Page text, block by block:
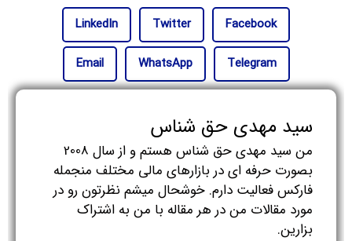
Facebook
Twitter
LinkedIn
Telegram
WhatsApp
Email
سید مهدی حق شناس
من سید مهدی حق شناس هستم و از سال 2008
بصورت حرفه ای در بازارهای مالی مختلف منجمله
فارکس فعالیت دارم. خوشحال میشم نظرتون رو در
مورد مقالات من در هر مقاله با من به اشتراک
بزارین.